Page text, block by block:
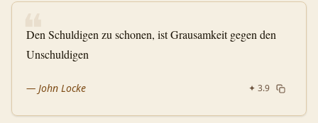
❝
Den Schuldigen zu schonen, ist Grausamkeit gegen den
Unschuldigen
— John Locke ✦ 3.9